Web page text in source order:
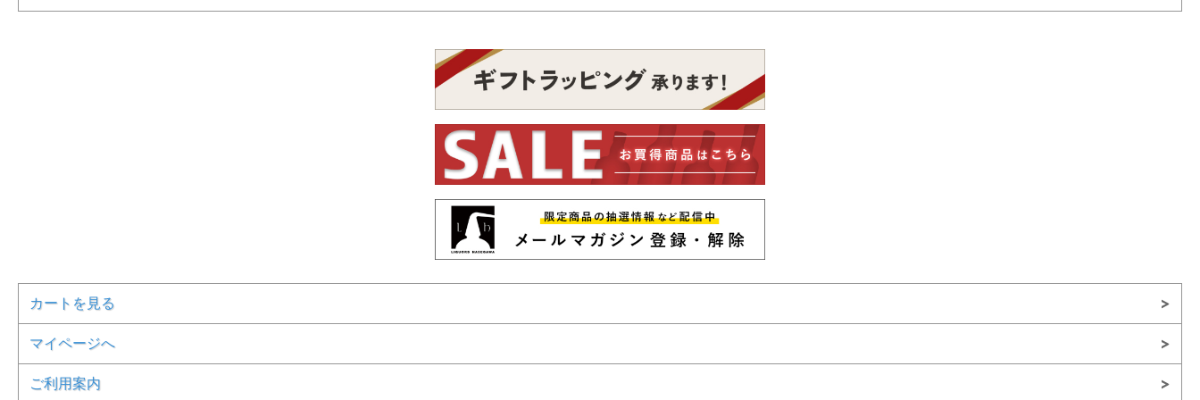
カートを見る
マイページへ
ご利用案内